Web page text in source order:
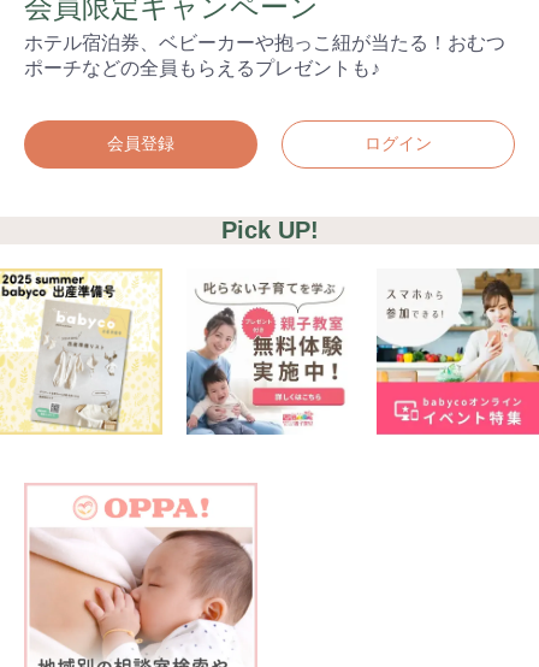
会員限定キャンペーン
ホテル宿泊券、ベビーカーや抱っこ紐が当たる！おむつ
ポーチなどの全員もらえるプレゼントも♪
会員登録 ログイン
Pick UP!
#プレゼント #教育 #0歳
#母乳
#離乳食
プレゼント&
キャンペーン
妊娠&出産
学び 暮らし